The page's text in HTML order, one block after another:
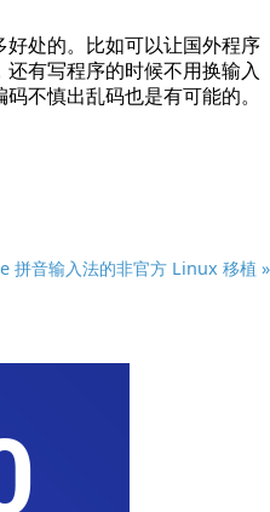
音输入法的非官方 Linux 移植 »